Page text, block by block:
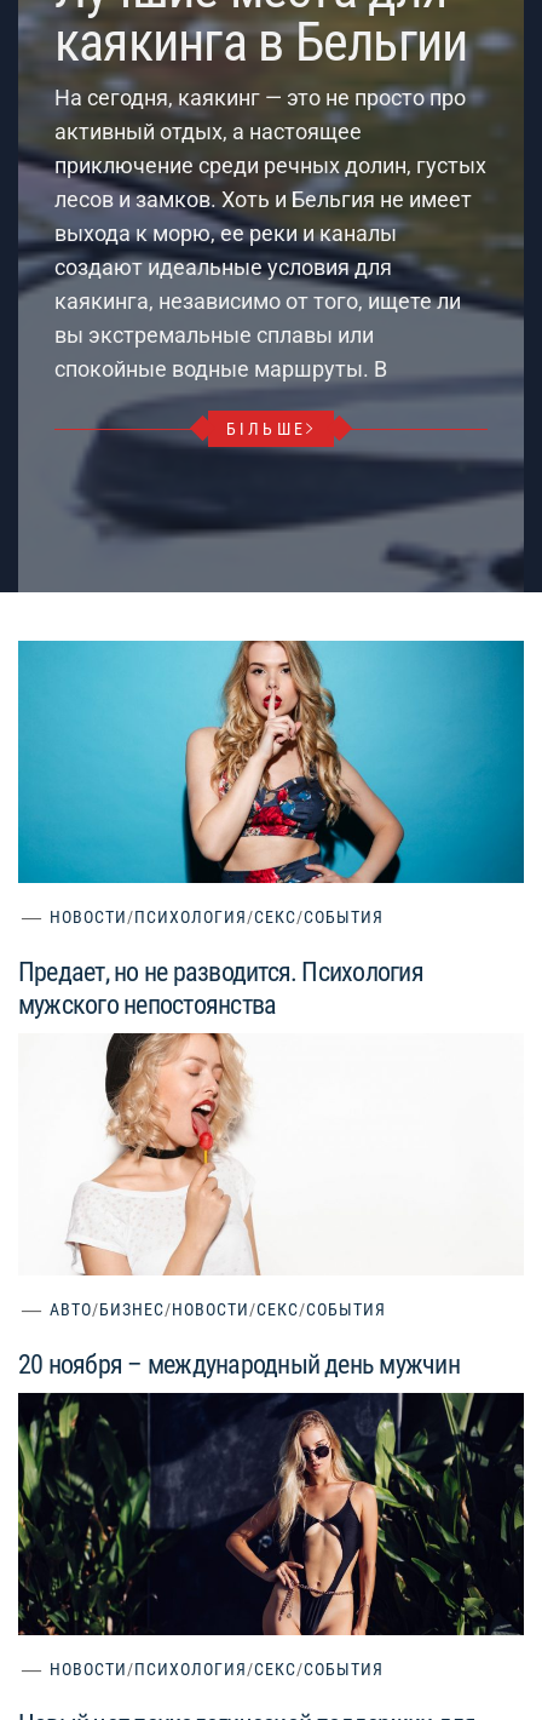
каякинга в Бельгии
На сегодня, каякинг — это не просто про
активный отдых, а настоящее
приключение среди речных долин, густых
лесов и замков. Хоть и Бельгия не имеет
выхода к морю, ее реки и каналы
создают идеальные условия для
каякинга, независимо от того, ищете ли
вы экстремальные сплавы или
спокойные водные маршруты. В
БІЛЬШЕ
НОВОСТИ/ПСИХОЛОГИЯ/СЕКС/СОБЫТИЯ
Предает, но не разводится. Психология
мужского непостоянства
АВТО/БИЗНЕС/НОВОСТИ/СЕКС/СОБЫТИЯ
20 ноября – международный день мужчин
НОВОСТИ/ПСИХОЛОГИЯ/СЕКС/СОБЫТИЯ